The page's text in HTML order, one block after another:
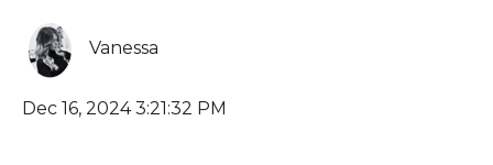
Vanessa
Dec 16, 2024 3:21:32 PM